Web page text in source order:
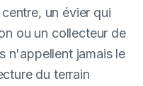
un évier qui
ou un collecteur de
n'appellent jamais le
du terrain